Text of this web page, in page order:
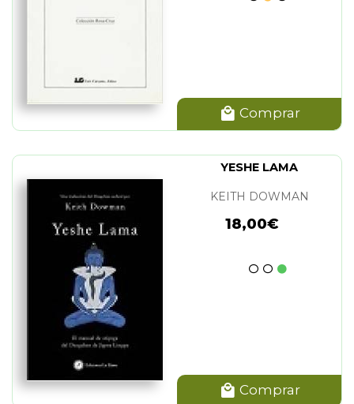
Comprar
YESHE LAMA
KEITH DOWMAN
18,00€
Comprar